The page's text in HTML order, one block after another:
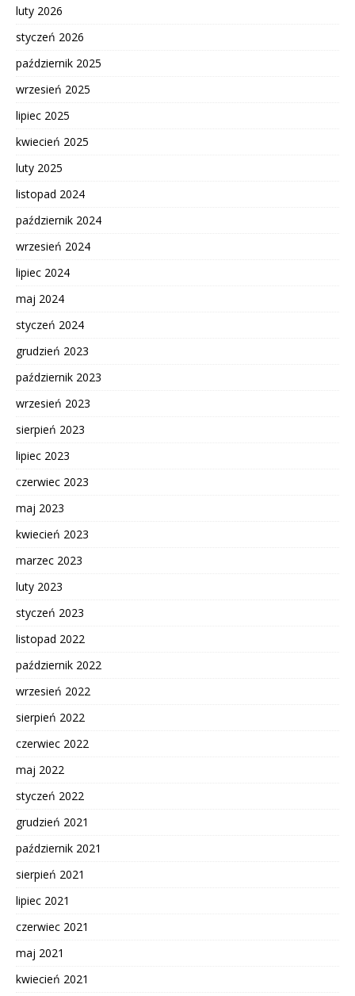
luty 2026
styczeń 2026
październik 2025
wrzesień 2025
lipiec 2025
kwiecień 2025
luty 2025
listopad 2024
październik 2024
wrzesień 2024
lipiec 2024
maj 2024
styczeń 2024
grudzień 2023
październik 2023
wrzesień 2023
sierpień 2023
lipiec 2023
czerwiec 2023
maj 2023
kwiecień 2023
marzec 2023
luty 2023
styczeń 2023
listopad 2022
październik 2022
wrzesień 2022
sierpień 2022
czerwiec 2022
maj 2022
styczeń 2022
grudzień 2021
październik 2021
sierpień 2021
lipiec 2021
czerwiec 2021
maj 2021
kwiecień 2021